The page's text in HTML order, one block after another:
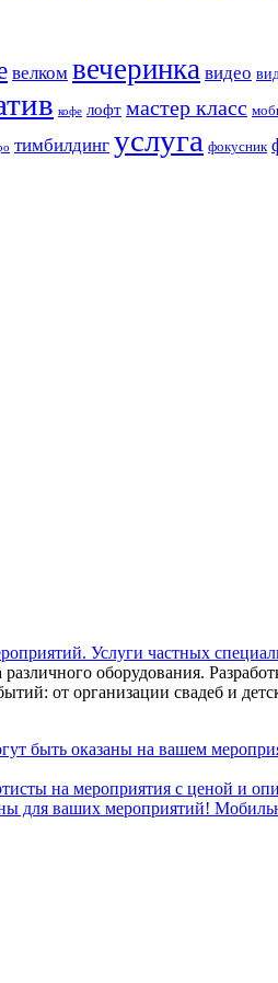
велком вечеринка видео
кофе лофт мастер класс
тимбилдинг услуга фокусник
оборудования.
от организации свадеб и
быть оказаны на вашем
на мероприятия с ценой и
для ваших мероприятий!